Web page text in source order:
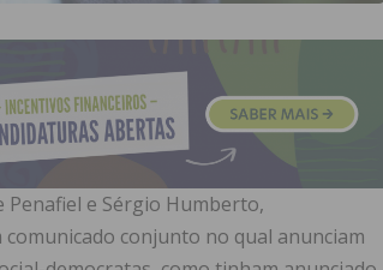
Penafiel e Sérgio Humberto,
conjunto no qual anunciam